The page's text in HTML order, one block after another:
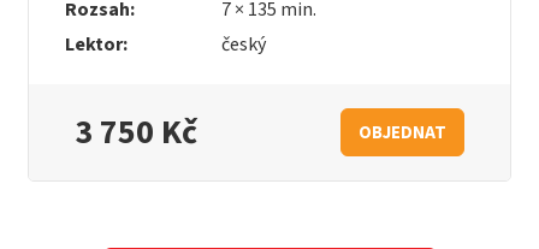
Rozsah:
7 × 135 min.
Lektor:
český
3 750 Kč OBJEDNAT